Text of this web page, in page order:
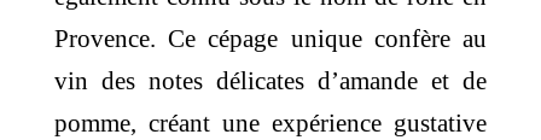
Provence. Ce cépage unique confère au
vin des notes délicates d’amande et de
pomme, créant une expérience gustative